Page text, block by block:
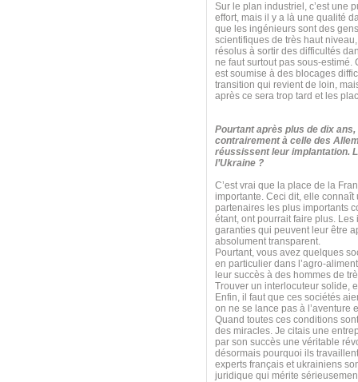
Sur le plan industriel, c’est une
effort, mais il y a là une qualité
que les ingénieurs sont des
scientifiques de très haut
résolus à sortir des difficultés
ne faut surtout pas sous-
est soumise à des blocages
transition qui revient de loin,
après ce sera trop tard et les
Pourtant après plus de dix
contrairement à celle des
réussissent leur implantation.
l’Ukraine ?
C’est vrai que la place de la
importante. Ceci dit, elle
partenaires les plus importants
étant, ont pourrait faire plus.
garanties qui peuvent leur être
absolument transparent.
Pourtant, vous avez quelques
en particulier dans l’agro-
leur succès à des hommes de
Trouver un interlocuteur solide,
Enfin, il faut que ces sociétés
on ne se lance pas à l’aventure
Quand toutes ces conditions
des miracles. Je citais une
par son succès une véritable
désormais pourquoi ils
experts français et ukrainiens
juridique qui mérite